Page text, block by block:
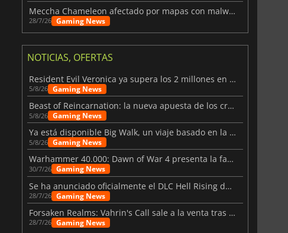
3.65€
NBA 2K26 Virtual Currency
7.44
Madden NFL 26 Points
Meccha Chameleon afectado por mapas con malware y Discord
28/7/26 Gaming News
NOTICIAS, OFERTAS
Resident Evil Veronica ya supera los 2 millones en listas de deseados
5/8/26 Gaming News
Beast of Reincarnation: la nueva apuesta de los creadores de Pokémon
5/8/26 Gaming News
Ya está disponible Big Walk, un viaje basado en la amistad
5/8/26 Gaming News
Warhammer 40.000: Dawn of War 4 presenta la facción de los Necrones
30/7/26 Gaming News
Se ha anunciado oficialmente el DLC Hell Rising de Nioh 3
28/7/26 Gaming News
Forsaken Realms: Vahrin's Call sale a la venta tras una década
28/7/26 Gaming News